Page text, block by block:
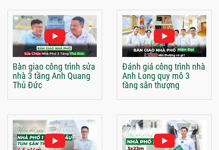
Bàn giao công trình sửa
nhà 3 tầng Anh Quang
Thủ Đức
Đánh giá công trình nhà
Anh Long quy mô 3
tầng sân thượng